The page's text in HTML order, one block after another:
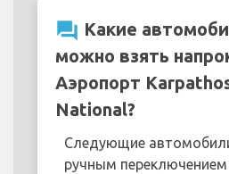
question_answer Какие
можно взять
Аэропорт
National?
Следующие
ручным переключением